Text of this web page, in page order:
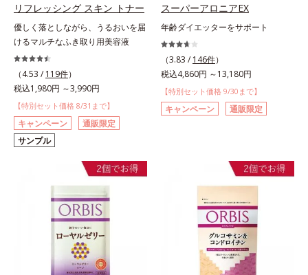
リフレッシング スキン トナー
優しく落としながら、うるおいを届
けるマルチなふき取り用美容液
（4.53 / 119件）
税込1,980円 ～3,990円
【特別セット価格 8/31まで】
キャンペーン
通販限定
サンプル
スーパーアロニアEX
年齢ダイエッターをサポート
（3.83 / 146件）
税込4,860円 ～13,180円
【特別セット価格 9/30まで】
キャンペーン 通販限定